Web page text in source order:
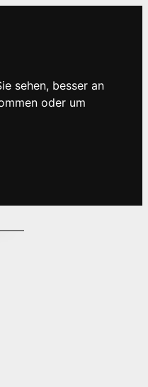
sehen, besser an
oder um